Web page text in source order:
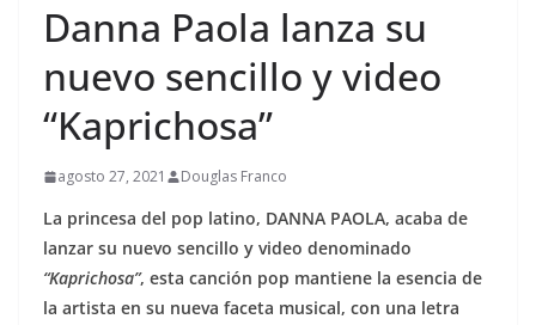
Danna Paola lanza su
nuevo sencillo y video
“Kaprichosa”
agosto 27, 2021 Douglas Franco
La princesa del pop latino, DANNA PAOLA, acaba de
lanzar su nuevo sencillo y video denominado
“Kaprichosa”, esta canción pop mantiene la esencia de
la artista en su nueva faceta musical, con una letra